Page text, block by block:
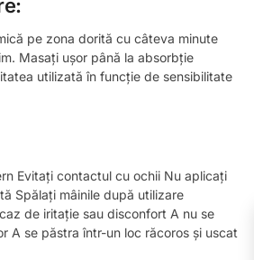
pe zona dorită cu câteva minute
Masați ușor până la absorbție
utilizată în funcție de sensibilitate
Evitați contactul cu ochii Nu aplicați
Spălați mâinile după utilizare
de iritație sau disconfort A nu se
A se păstra într-un loc răcoros și uscat